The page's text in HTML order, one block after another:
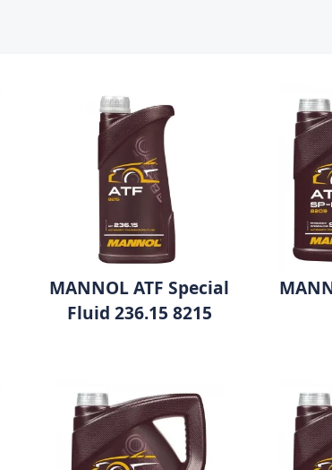
MANNOL ATF Special
Fluid 236.15 8215